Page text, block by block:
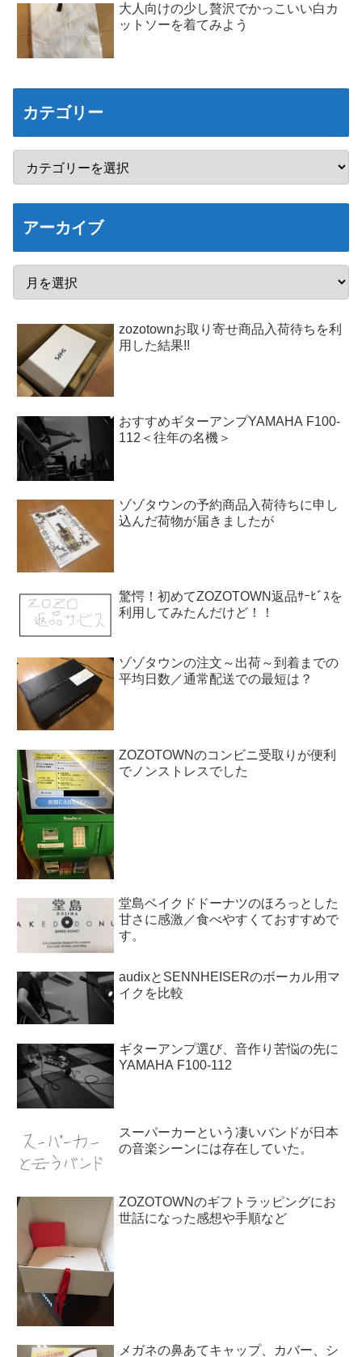
大人向けの少し贅沢でかっこいい白カ
ットソーを着てみよう
カテゴリー
アーカイブ
zozotownお取り寄せ商品入荷待ちを利
用した結果!!
おすすめギターアンプYAMAHA F100-
112＜往年の名機＞
ゾゾタウンの予約商品入荷待ちに申し
込んだ荷物が届きましたが
驚愕！初めてZOZOTOWN返品ｻｰﾋﾞｽを
利用してみたんだけど！！
ゾゾタウンの注文～出荷～到着までの
平均日数／通常配送での最短は？
ZOZOTOWNのコンビニ受取りが便利
でノンストレスでした
堂島ベイクドドーナツのほろっとした
甘さに感激／食べやすくておすすめで
す。
audixとSENNHEISERのボーカル用マ
イクを比較
ギターアンプ選び、音作り苦悩の先に
YAMAHA F100-112
スーパーカーという凄いバンドが日本
の音楽シーンには存在していた。
ZOZOTOWNのギフトラッピングにお
世話になった感想や手順など
メガネの鼻あてキャップ、カバー、シ